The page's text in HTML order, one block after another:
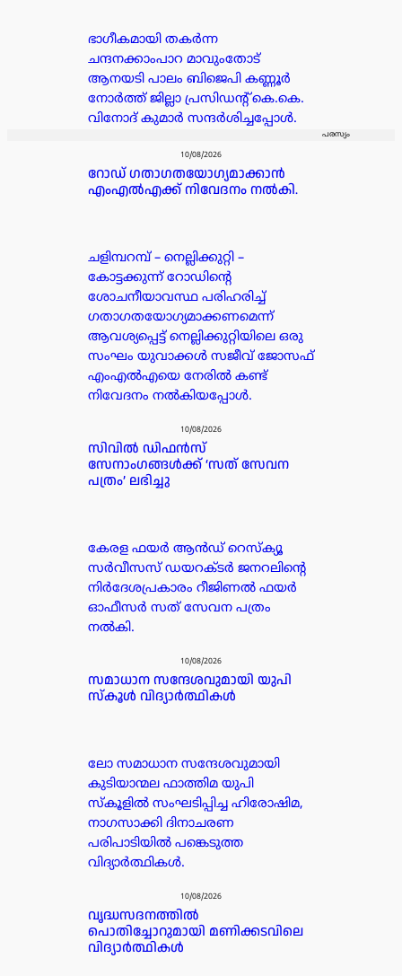
ഭാഗീകമായി തകർന്ന
ചന്ദനക്കാംപാറ മാവുംതോട്
ആനയടി പാലം ബിജെപി കണ്ണൂർ
നോർത്ത് ജില്ലാ പ്രസിഡൻ്റ് കെ.കെ.
വിനോദ് കുമാർ സന്ദർശിച്ചപ്പോൾ.
പരസ്യം
10/08/2026
റോഡ് ഗതാഗതയോഗ്യമാക്കാൻ
എംഎൽഎക്ക് നിവേദനം നൽകി.
ചളിമ്പറമ്പ് – നെല്ലിക്കുറ്റി –
കോട്ടക്കുന്ന് റോഡിന്റെ
ശോചനീയാവസ്ഥ പരിഹരിച്ച്
ഗതാഗതയോഗ്യമാക്കണമെന്ന്
ആവശ്യപ്പെട്ട് നെല്ലിക്കുറ്റിയിലെ ഒരു
സംഘം യുവാക്കൾ സജീവ് ജോസഫ്
എംഎൽഎയെ നേരിൽ കണ്ട്
നിവേദനം നൽകിയപ്പോൾ.
10/08/2026
സിവിൽ ഡിഫൻസ്
സേനാംഗങ്ങൾക്ക് ‘സത് സേവന
പത്രം’ ലഭിച്ചു
കേരള ഫയർ ആൻഡ് റെസ്‌ക്യൂ
സർവീസസ് ഡയറക്ടർ ജനറലിൻ്റെ
നിർദേശപ്രകാരം റീജിണൽ ഫയർ
ഓഫീസർ സത് സേവന പത്രം
നൽകി.
10/08/2026
സമാധാന സന്ദേശവുമായി യുപി
സ്‌കൂൾ വിദ്യാർത്ഥികൾ
ലോ സമാധാന സന്ദേശവുമായി
കുടിയാന്മല ഫാത്തിമ യുപി
സ്‌കൂളിൽ സംഘടിപ്പിച്ച ഹിരോഷിമ,
നാഗസാക്കി ദിനാചരണ
പരിപാടിയിൽ പങ്കെടുത്ത
വിദ്യാർത്ഥികൾ.
10/08/2026
വൃദ്ധസദനത്തിൽ
പൊതിച്ചോറുമായി മണിക്കടവിലെ
വിദ്യാർത്ഥികൾ